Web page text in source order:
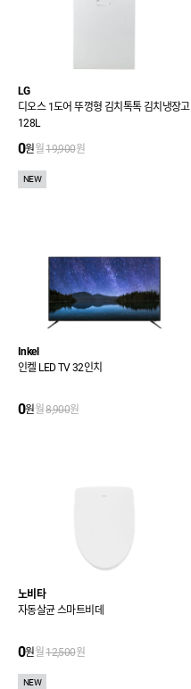
LG
디오스 1도어 뚜껑형 김치톡톡 김치냉장고
128L
0원월19,900원
NEW
Inkel
인켈 LED TV 32인치
0원월8,900원
노비타
자동살균 스마트비데
0원월12,500원
NEW